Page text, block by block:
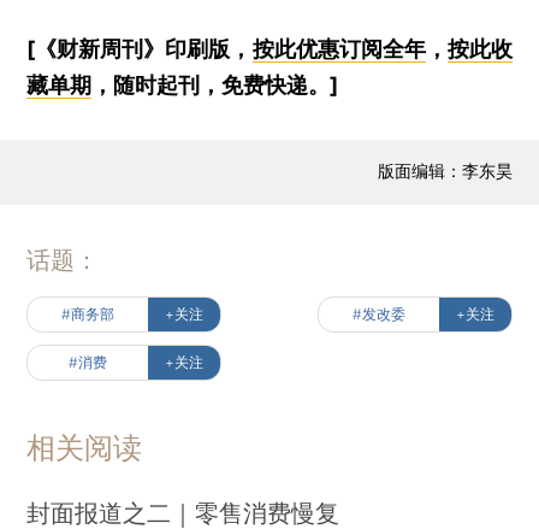
[《财新周刊》印刷版， 按此优惠订阅全年， 按此收
藏单期 ，随时起刊，免费快递。]
版面编辑：李东昊
话题：
#商务部 +关注 #发改委 +关注
#消费 +关注
相关阅读
封面报道之二｜零售消费慢复